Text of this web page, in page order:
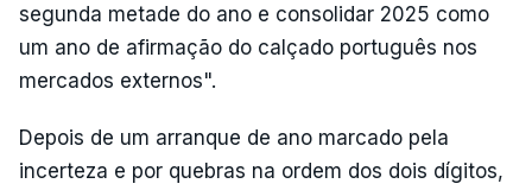
segunda metade do ano e consolidar 2025 como
um ano de afirmação do calçado português nos
mercados externos".
Depois de um arranque de ano marcado pela
incerteza e por quebras na ordem dos dois dígitos,